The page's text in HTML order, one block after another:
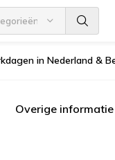
in Nederland &
Overige informatie